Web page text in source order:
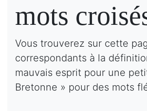
mots
Vous trouverez sur cette
correspondants à la
mauvais esprit pour une
Bretonne » pour des mots